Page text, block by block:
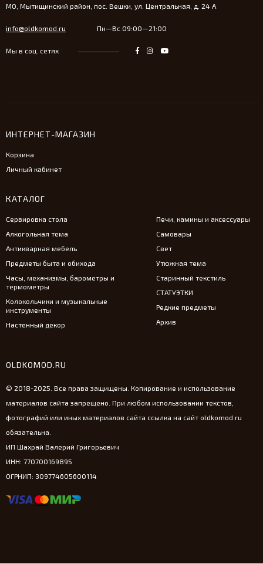
МО, Мытищинский район, пос. Вешки, ул. Центральная, д. 24 А
info@oldkomod.ru Пн—Вс 09:00—21:00
Мы в соц. сетях
ИНТЕРНЕТ-МАГАЗИН
Корзина
Личный кабинет
КАТАЛОГ
Сервировка стола
Алкогольная тема
Антикварная мебель
Предметы быта и обихода
Часы, механизмы, барометры и
термометры
Колокольчики и музыкальные
инструменты
Настенный декор
Печи, камины и аксессуары
Самовары
Свет
Утюжная тема
Старинный текстиль
СТАТУЭТКИ
Редкие предметы
Архив
OLDKOMOD.RU
© 2018-2025. Все права защищены. Копирование и использование
материалов сайта запрещено. При любом использовании текстов,
фотографий или иных материалов сайта ссылка на сайт oldkomod.ru
обязательна.
ИП Шахрай Валерий Григорьевич
ИНН: 770700169895
ОГРНИП: 309774605600114